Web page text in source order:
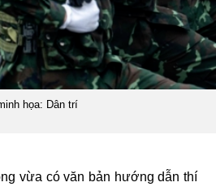
họa: Dân trí
vừa có văn bản hướng dẫn thí